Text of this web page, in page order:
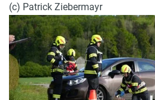
(c) Patrick Ziebermayr